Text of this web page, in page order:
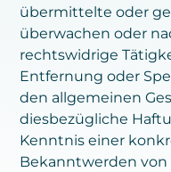
übermittelte oder
überwachen oder
rechtswidrige
Entfernung oder
den allgemeinen
diesbezügliche
Kenntnis einer
Bekanntwerden